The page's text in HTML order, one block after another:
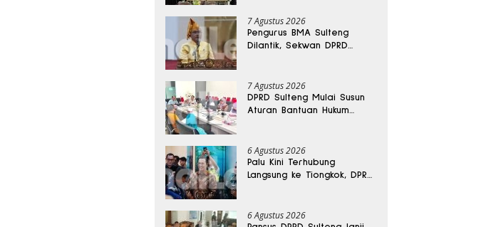
7 Agustus 2026
Pengurus BMA Sulteng
Dilantik, Sekwan DPRD
7 Agustus 2026
DPRD Sulteng Mulai Susun
Aturan Bantuan Hukum
6 Agustus 2026
Palu Kini Terhubung
Langsung ke Tiongkok, DPRD
6 Agustus 2026